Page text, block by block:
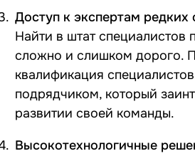
Доступ к экспертам редких
Найти в штат специалистов
сложно и слишком дорого.
квалификация
подрядчиком, который
развитии своей команды.
Высокотехнологичные